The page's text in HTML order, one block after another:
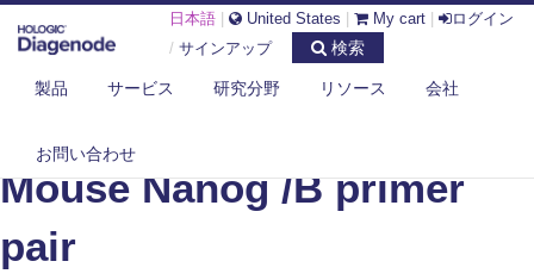
日本語 United States My cart
ログイン
/ サインアップ 検索
製品 サービス 研究分野 リソース 会社
お問い合わせ
Mouse Nanog /B primer
pair